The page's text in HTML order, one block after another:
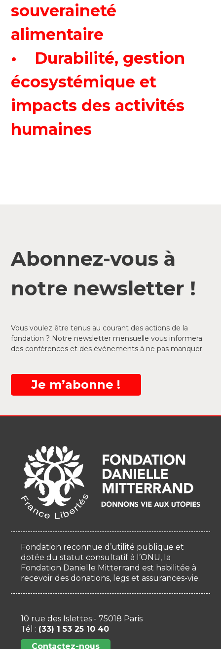
souveraineté
alimentaire
• Durabilité, gestion
écosystémique et
impacts des activités
humaines
Abonnez-vous à
notre newsletter !
Vous voulez être tenus au courant des actions de la
fondation ? Notre newsletter mensuelle vous informera
des conférences et des événements à ne pas manquer.
Je m’abonne !
Fondation reconnue d’utilité publique et
dotée du statut consultatif à l’ONU, la
Fondation Danielle Mitterrand est habilitée à
recevoir des donations, legs et assurances-vie.
10 rue des Islettes - 75018 Paris
Tél : (33) 1 53 25 10 40
Contactez-nous